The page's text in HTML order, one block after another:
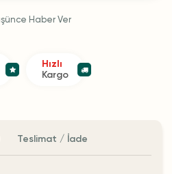
Haber Ver
Hızlı
Kargo
Teslimat / İade